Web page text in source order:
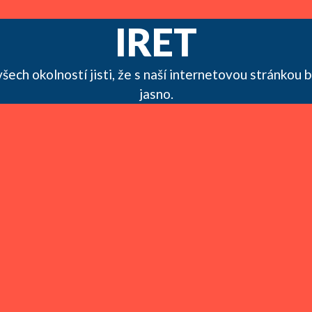
IRET
okolností jisti, že s naší internetovou stránkou
jasno.